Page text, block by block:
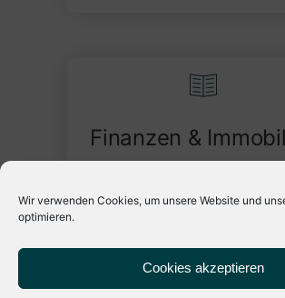
Wir verwenden Cookies, um unsere Website und
optimieren.
Cookies akzeptieren
Finanzen &